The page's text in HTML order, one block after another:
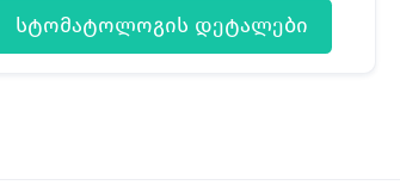
სტომატოლოგის დეტალები